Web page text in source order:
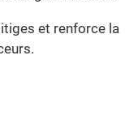
et renforce la